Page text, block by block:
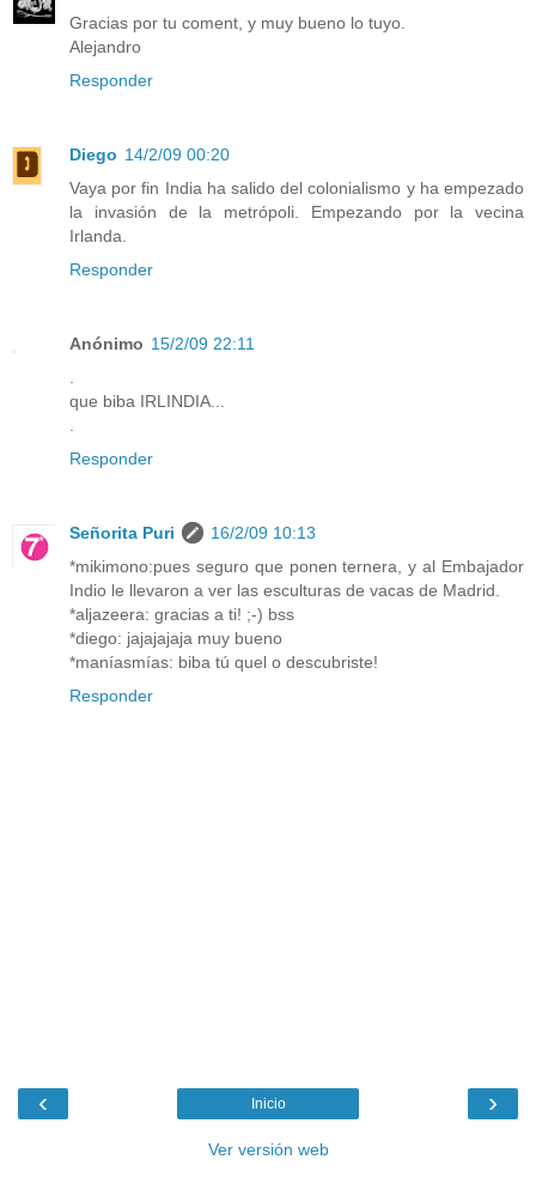
Gracias por tu coment, y muy bueno lo tuyo.
Alejandro
Responder
Diego 14/2/09 00:20
Vaya por fin India ha salido del colonialismo y ha empezado
la invasión de la metrópoli. Empezando por la vecina
Irlanda.
Responder
Anónimo 15/2/09 22:11
que biba IRLINDIA...
Responder
Señorita Puri
16/2/09 10:13
*mikimono:pues seguro que ponen ternera, y al Embajador
Indio le llevaron a ver las esculturas de vacas de Madrid.
*aljazeera: gracias a ti! ;-) bss
*diego: jajajajaja muy bueno
*maníasmías: biba tú quel o descubriste!
Responder
‹ ›
Inicio
Ver versión web